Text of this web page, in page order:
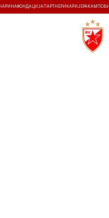
ФОНДАЦИЈА ПАРТНЕРИ КАРИЈЕРА КАМПОВИ